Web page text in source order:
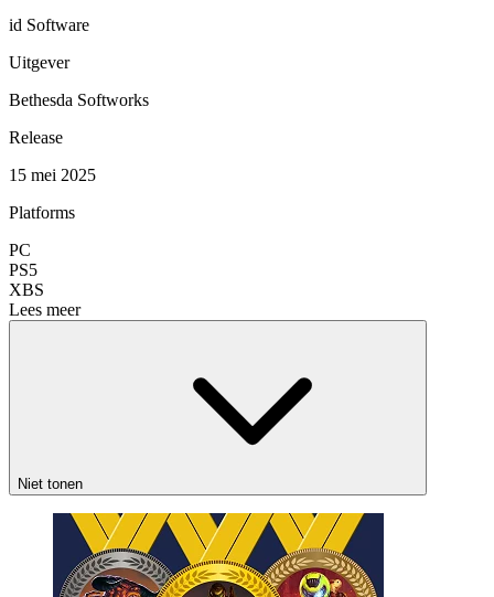
id Software
Uitgever
Bethesda Softworks
Release
15 mei 2025
Platforms
PC
PS5
XBS
Lees meer
Niet tonen